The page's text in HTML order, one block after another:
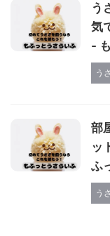
う
気
-
う
部
ッ
ふ
う